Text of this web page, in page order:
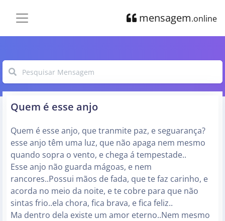
mensagem.online
Quem é esse anjo
Quem é esse anjo, que tranmite paz, e seguarança?
esse anjo têm uma luz, que não apaga nem mesmo
quando sopra o vento, e chega á tempestade..
Esse anjo não guarda mágoas, e nem
rancores..Possui mãos de fada, que te faz carinho, e
acorda no meio da noite, e te cobre para que não
sintas frio..ela chora, fica brava, e fica feliz..
Ma dentro dela existe um amor eterno..Nem mesmo